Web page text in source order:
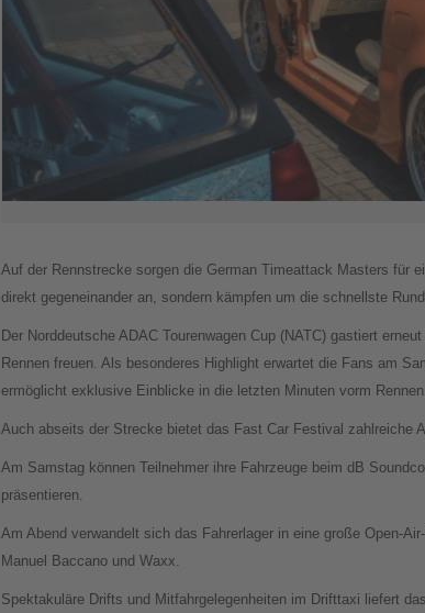
Auf der Rennstrecke sorgen die German Timeattack Masters für
direkt gegeneinander an, sondern kämpfen um die schnellste
Der Norddeutsche ADAC Tourenwagen Cup (NATC) gastiert
Rennen freuen. Als besonderes Highlight erwartet die Fans am
ermöglicht exklusive Einblicke in die letzten Minuten vorm
Auch abseits der Strecke bietet das Fast Car Festival zahlreiche
Am Samstag können Teilnehmer ihre Fahrzeuge beim dB
präsentieren.
Am Abend verwandelt sich das Fahrerlager in eine große Open-
Manuel Baccano und Waxx.
Spektakuläre Drifts und Mitfahrgelegenheiten im Drifttaxi liefert